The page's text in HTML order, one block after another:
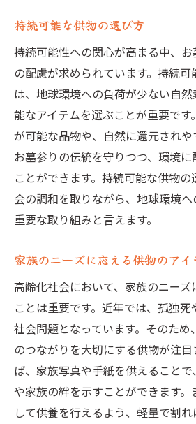
持続可能な供物の選び方
持続可能性への関心が高まる中、
の配慮が求められています。持続
は、地球環境への負荷が少ない自
能なアイテムを選ぶことが重要で
が可能な品物や、自然に還元されや
お墓参りの伝統を守りつつ、環境
ことができます。持続可能な供物
会の調和を取りながら、地球環境
重要な取り組みと言えます。
家族のニーズに応える供物のアイ
高齢化社会において、家族のニー
ことは重要です。近年では、孤独
社会問題となっています。そのため
のつながりを大切にする供物が注
ば、家族写真や手紙を供えること
や家族の絆を示すことができます
して供養を行えるよう、軽量で割